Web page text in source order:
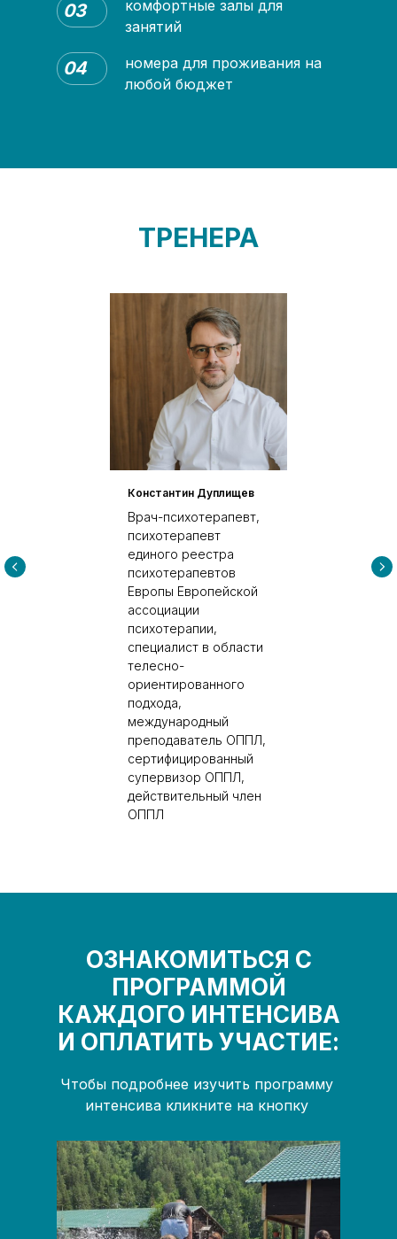
комфортные залы для
занятий
03
номера для проживания на
любой бюджет
04
ТРЕНЕРА
Константин Дуплищев
Врач-психотерапевт,
психотерапевт
единого реестра
психотерапевтов
Европы Европейской
ассоциации
психотерапии,
специалист в области
телесно-
ориентированного
подхода,
международный
преподаватель ОППЛ,
сертифицированный
супервизор ОППЛ,
действительный член
ОППЛ
ОЗНАКОМИТЬСЯ С
ПРОГРАММОЙ
КАЖДОГО ИНТЕНСИВА
И ОПЛАТИТЬ УЧАСТИЕ:
Чтобы подробнее изучить программу
интенсива кликните на кнопку